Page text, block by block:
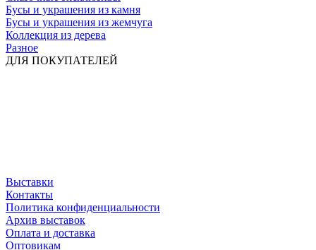
Бусы и украшения из камня
Бусы и украшения из жемчуга
Коллекция из дерева
Разное
ДЛЯ ПОКУПАТЕЛЕЙ
Выставки
Контакты
Политика конфиденциальности
Архив выставок
Оплата и доставка
Оптовикам